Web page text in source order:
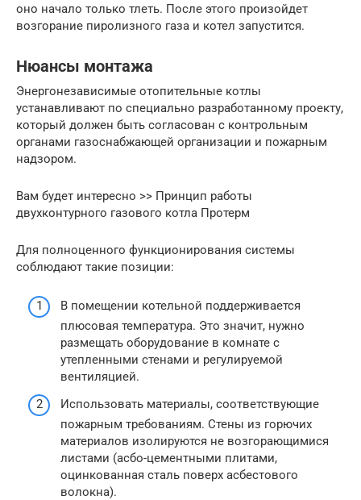
оно начало только тлеть. После этого произойдет
возгорание пиролизного газа и котел запустится.
Нюансы монтажа
Энергонезависимые отопительные котлы
устанавливают по специально разработанному проекту,
который должен быть согласован с контрольным
органами газоснабжающей организации и пожарным
надзором.
Вам будет интересно >> Принцип работы
двухконтурного газового котла Протерм
Для полноценного функционирования системы
соблюдают такие позиции:
В помещении котельной поддерживается
плюсовая температура. Это значит, нужно
размещать оборудование в комнате с
утепленными стенами и регулируемой
вентиляцией.
Использовать материалы, соответствующие
пожарным требованиям. Стены из горючих
материалов изолируются не возгорающимися
листами (асбо-цементными плитами,
оцинкованная сталь поверх асбестового
волокна).